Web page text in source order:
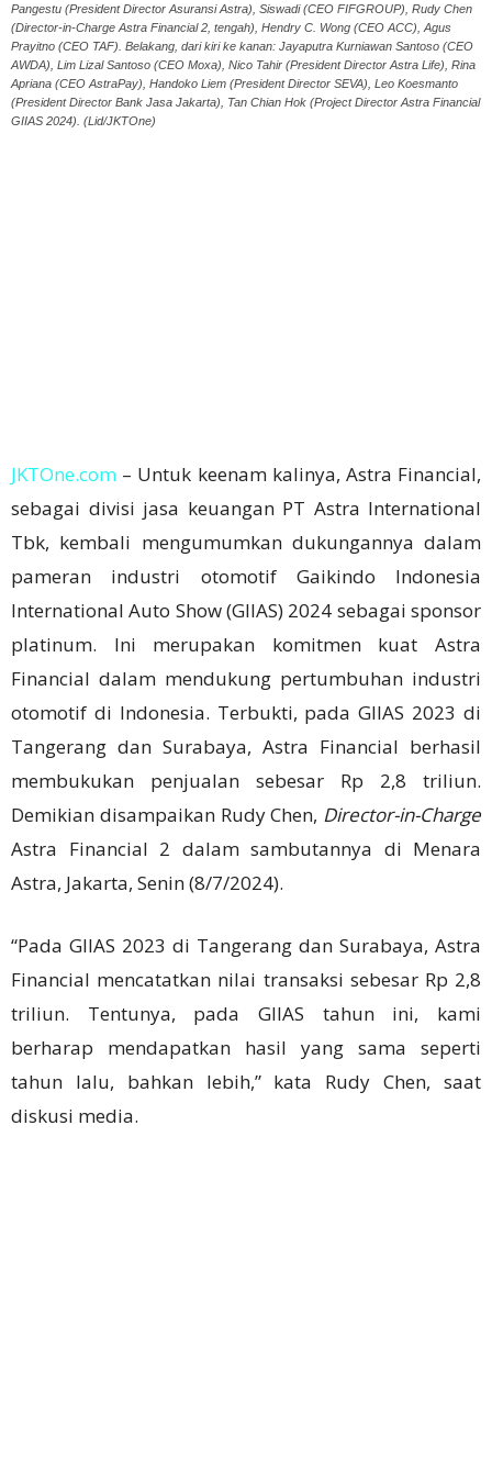
Pangestu (President Director Asuransi Astra), Siswadi (CEO FIFGROUP), Rudy Chen
(Director-in-Charge Astra Financial 2, tengah), Hendry C. Wong (CEO ACC), Agus
Prayitno (CEO TAF). Belakang, dari kiri ke kanan: Jayaputra Kurniawan Santoso (CEO
AWDA), Lim Lizal Santoso (CEO Moxa), Nico Tahir (President Director Astra Life), Rina
Apriana (CEO AstraPay), Handoko Liem (President Director SEVA), Leo Koesmanto
(President Director Bank Jasa Jakarta), Tan Chian Hok (Project Director Astra Financial
GIIAS 2024). (Lid/JKTOne)
JKTOne.com – Untuk keenam kalinya, Astra Financial,
sebagai divisi jasa keuangan PT Astra International
Tbk, kembali mengumumkan dukungannya dalam
pameran industri otomotif Gaikindo Indonesia
International Auto Show (GIIAS) 2024 sebagai sponsor
platinum. Ini merupakan komitmen kuat Astra
Financial dalam mendukung pertumbuhan industri
otomotif di Indonesia. Terbukti, pada GIIAS 2023 di
Tangerang dan Surabaya, Astra Financial berhasil
membukukan penjualan sebesar Rp 2,8 triliun.
Demikian disampaikan Rudy Chen, Director-in-Charge
Astra Financial 2 dalam sambutannya di Menara
Astra, Jakarta, Senin (8/7/2024).
“Pada GIIAS 2023 di Tangerang dan Surabaya, Astra
Financial mencatatkan nilai transaksi sebesar Rp 2,8
triliun. Tentunya, pada GIIAS tahun ini, kami
berharap mendapatkan hasil yang sama seperti
tahun lalu, bahkan lebih,” kata Rudy Chen, saat
diskusi media.